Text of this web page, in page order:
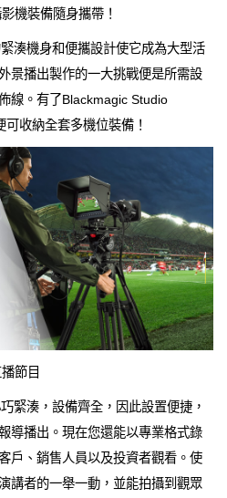
機裝備隨身攜帶！
湊機身和便攜設計使它成為大型活
景播出製作的一大挑戰便是所需設
線。有了Blackmagic Studio
收納全套多機位裝備！
節目
緊湊，設備齊全，因此設置便捷，
導播出。現在您還能以專業格式錄
戶、銷售人員以及投資者觀看。使
講者的一舉一動，並能拍攝到觀眾